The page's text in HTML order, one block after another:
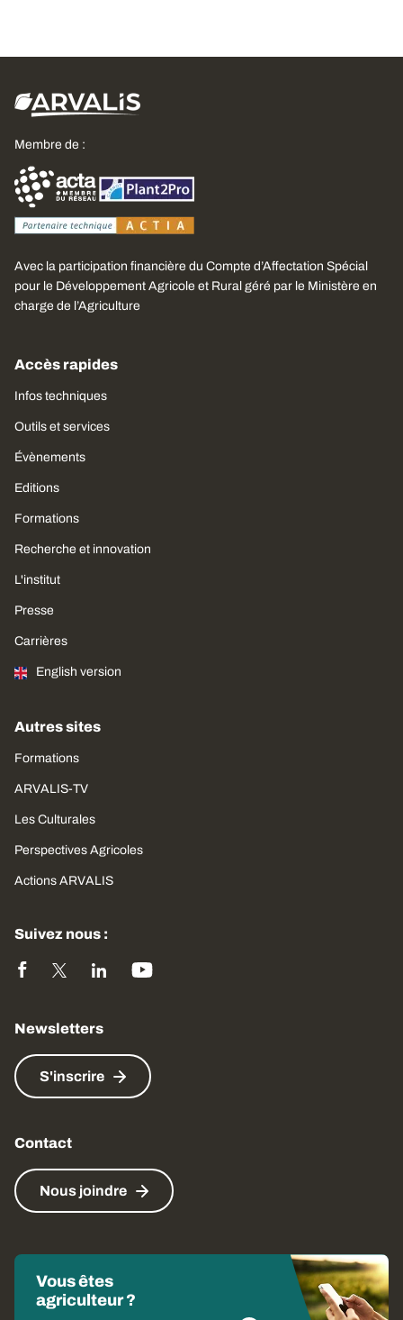
Membre de :
Avec la participation financière du Compte d’Affectation Spécial
pour le Développement Agricole et Rural géré par le Ministère en
charge de l’Agriculture
Accès rapides
Infos techniques
Outils et services
Évènements
Editions
Formations
Recherche et innovation
L'institut
Presse
Carrières
English version
Autres sites
Formations
ARVALIS-TV
Les Culturales
Perspectives Agricoles
Actions ARVALIS
Suivez nous :
Newsletters
S'inscrire
Contact
Nous joindre
Vous êtes
agriculteur ?